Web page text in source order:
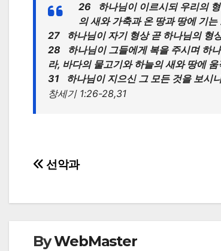
26 하나님이 이르시되 우리의 형
의 새와 가축과 온 땅과 땅에 기
27 하나님이 자기 형상 곧 하나님의 형
28 하나님이 그들에게 복을 주시며 하
라, 바다의 물고기와 하늘의 새와 땅에
31 하나님이 지으신 그 모든 것을 보시
창세기 1:26-28,31
Post
선악과
ByWebMaster